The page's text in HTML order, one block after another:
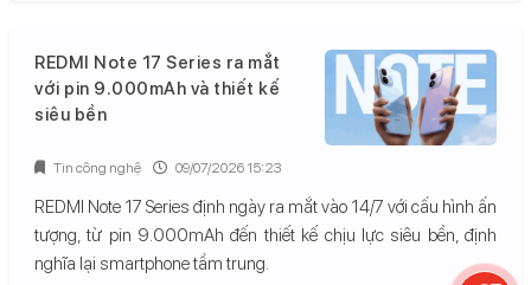
REDMI Note 17 Series ra mắt
với pin 9.000mAh và thiết kế
siêu bền
REDMI Note 17 Series định ngày ra mắt vào 14/7 với cấu hình ấn
tượng, từ pin 9.000mAh đến thiết kế chịu lực siêu bền, định
nghĩa lại smartphone tầm trung.
Tin công nghệ 09/07/2026 15:23